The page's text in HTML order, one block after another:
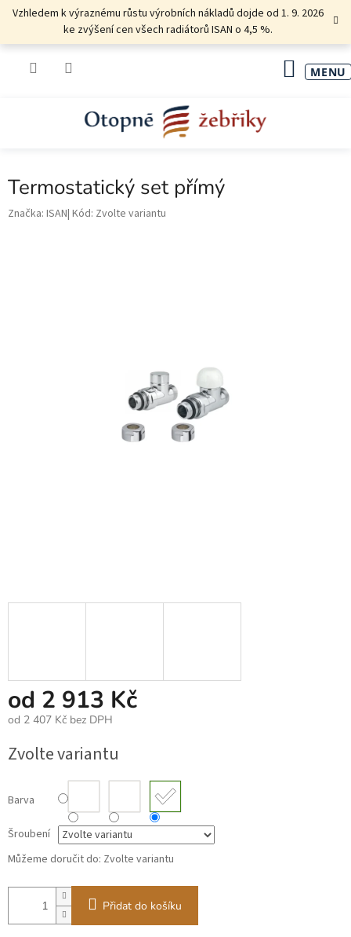
PřejítVzhledem k výraznému růstu výrobních nákladů dojde od 1. 9. 2026
ke zvýšení cen všech radiátorů ISAN o 4,5 %.
Termostatický set přímý
Značka: ISAN Kód: Zvolte variantu
od 2 913 Kč
od 2 407 Kč bez DPH
cena:
Zvolte variantu
Barva
Šroubení
Můžeme doručit do: Zvolte variantu
Přidat do košíku